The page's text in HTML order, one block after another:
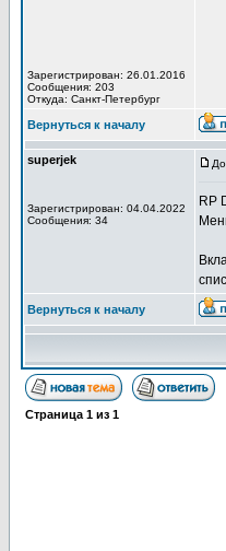
Зарегистрирован: 26.01.2016
Сообщения: 203
Откуда: Санкт-Петербург
Вернуться к началу
superjek
Зарегистрирован: 04.04.2022
Сообщения: 34
RP
Вернуться к началу
Страница 1 из 1